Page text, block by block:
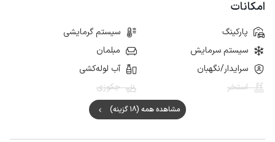
امکانات
پارکینگ
سیستم گرمایشی
سیستم سرمایش
مبلمان
سرایدار/نگهبان
آب لوله‌کشی
استخر
جکوزی
مشاهده همه (18 گزینه)